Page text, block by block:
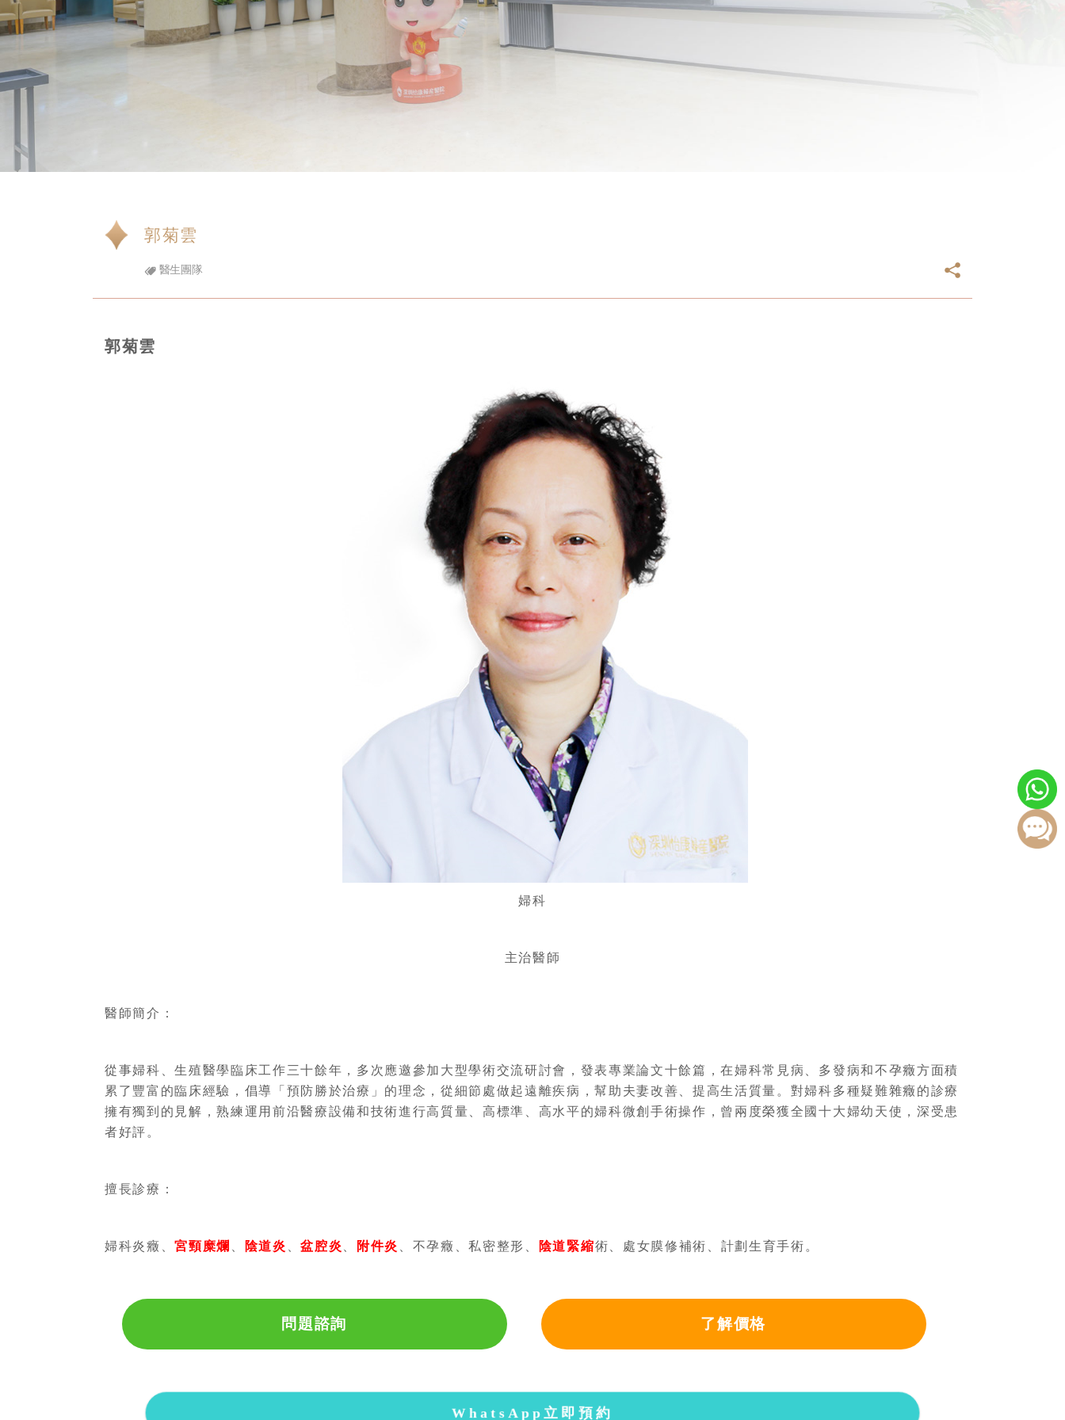
郭菊雲
醫生團隊
郭菊雲
婦科
主治醫師
醫師簡介：
從事婦科、生殖醫學臨床工作三十餘年，多次應邀參加大型學術交流研討會，發表專業論文十餘篇，在婦科常見病、多發病和不孕癥方面積
累了豐富的臨床經驗，倡導「預防勝於治療」的理念，從細節處做起遠離疾病，幫助夫妻改善、提高生活質量。對婦科多種疑難雜癥的診療
擁有獨到的見解，熟練運用前沿醫療設備和技術進行高質量、高標準、高水平的婦科微創手術操作，曾兩度榮獲全國十大婦幼天使，深受患
者好評。
擅長診療：
婦科炎癥、宮頸糜爛 陰道炎 、盆腔炎 附件炎 、不孕癥、私密整形、 陰道緊縮術、處女膜修補術、計劃生育手術。
問題諮詢 了解價格
WhatsApp立即預約